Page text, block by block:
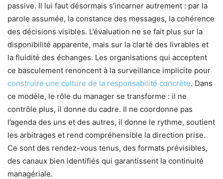
passive. Il lui faut désormais s’incarner autrement : par la
parole assumée, la constance des messages, la cohérence
des décisions visibles. L’évaluation ne se fait plus sur la
disponibilité apparente, mais sur la clarté des livrables et
la fluidité des échanges. Les organisations qui acceptent
ce basculement renoncent à la surveillance implicite pour
construire une culture de la responsabilité concrète. Dans
ce modèle, le rôle du manager se transforme : il ne
contrôle plus, il donne du cadre. Il ne coordonne pas
l’agenda des uns et des autres, il donne le rythme, soutient
les arbitrages et rend compréhensible la direction prise.
Ce sont des rendez-vous tenus, des formats prévisibles,
des canaux bien identifiés qui garantissent la continuité
managériale.